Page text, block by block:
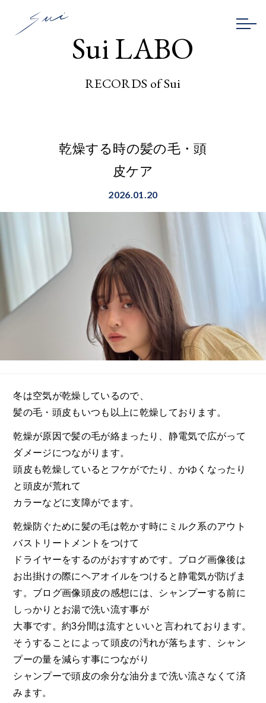
Sui LABO
RECORDS of Sui
乾燥する時の髪の毛・頭
皮ケア
2026.01.20
冬は空気が乾燥しているので、
髪の毛・頭皮もいつも以上に乾燥しております。
乾燥が原因で髪の毛が絡まったり、静電気で広がって
ダメージにつながります。
頭皮も乾燥しているとフケがでたり、かゆくなったり
と頭皮が荒れて
カラーなどに支障がでます。
乾燥防ぐために髪の毛は乾かす時にミルク系のアウト
バストリートメントをつけて
ドライヤーをするのがおすすめです。ブログ画像後は
お出掛けの際にヘアオイルをつけると静電気が防げま
す。ブログ画像頭皮の感想には、シャンプーする前に
しっかりとお湯で洗い流す事が
大事です。約3分間は流すといいと言われております。
そうすることによって頭皮の汚れが落ちます、シャン
プーの量を減らす事につながり
シャンプーで頭皮の余分な油分まで洗い流さなくて済
みます。